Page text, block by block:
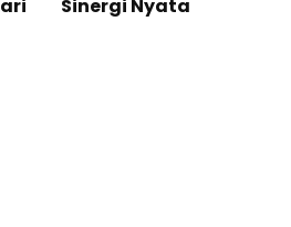
Sinergi Nyata